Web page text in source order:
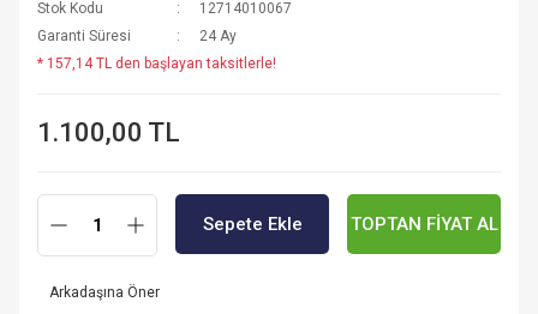
Stok Kodu
12714010067
Garanti Süresi
24 Ay
* 157,14 TL den başlayan taksitlerle!
1.100,00 TL
Sepete Ekle TOPTAN FİYAT AL
Arkadaşına Öner